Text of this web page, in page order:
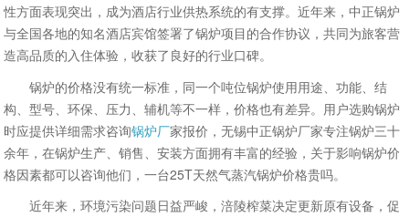
性方面表现突出，成为酒店行业供热系统的有支撑。近年来，中正锅炉
与全国各地的知名酒店宾馆签署了锅炉项目的合作协议，共同为旅客营
造高品质的入住体验，收获了良好的行业口碑。
锅炉的价格没有统一标准，同一个吨位锅炉使用用途、功能、结
构、型号、环保、压力、辅机等不一样，价格也有差异。用户选购锅炉
时应提供详细需求咨询锅炉厂家报价，无锡中正锅炉厂家专注锅炉三十
余年，在锅炉生产、销售、安装方面拥有丰富的经验，关于影响锅炉价
格因素都可以咨询他们，一台25T天然气蒸汽锅炉价格贵吗。
近年来，环境污染问题日益严峻，涪陵榨菜决定更新原有设备，促